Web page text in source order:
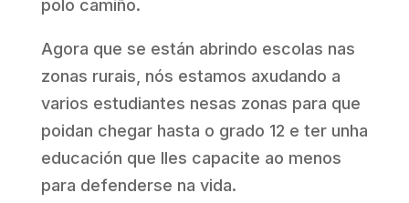
polo camiño.
Agora que se están abrindo escolas nas
zonas rurais, nós estamos axudando a
varios estudiantes nesas zonas para que
poidan chegar hasta o grado 12 e ter unha
educación que lles capacite ao menos
para defenderse na vida.